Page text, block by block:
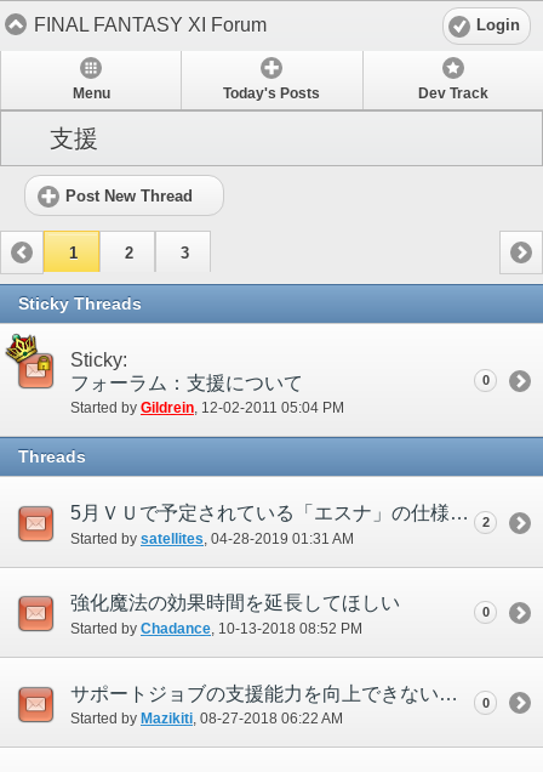
FINAL FANTASY XI Forum Login
Menu Today's Posts Dev Track
支援
Post New Thread
1 2 3
Sticky Threads
Sticky:
フォーラム：支援について
Started by Gildrein‎, 12-02-2011 05:04 PM
0
Threads
5月ＶＵで予定されている「エスナ」の仕様変更について
Started by satellites ‎, 04-28-2019 01:31 AM
2
強化魔法の効果時間を延長してほしい
Started by Chadance‎, 10-13-2018 08:52 PM
0
サポートジョブの支援能力を向上できないか
Started by Mazikiti‎, 08-27-2018 06:22 AM
0